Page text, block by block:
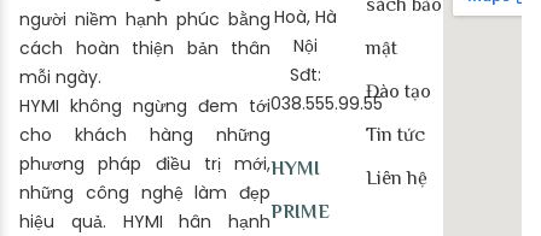
người niềm hạnh phúc bằng
cách hoàn thiện bản thân
mỗi ngày.
HYMI không ngừng đem tới
cho khách hàng những
phương pháp điều trị mới,
những công nghệ làm đẹp
hiệu quả. HYMI hân hạnh
Hoà, Hà
Nội
Sđt:
038.555.99.55
HYMI
PRIME
sách bảo
mật
Đào tạo
Tin tức
Liên hệ